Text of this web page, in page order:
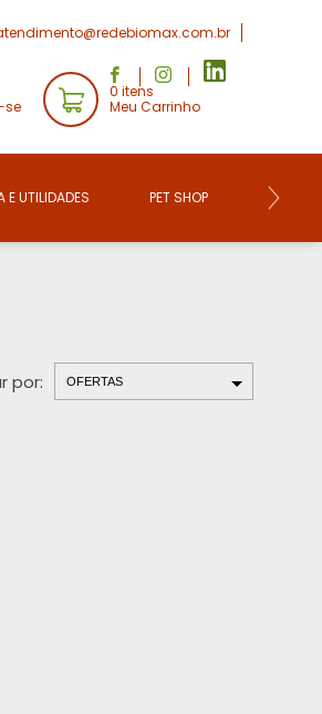
se
0 itens
Meu Carrinho
E UTILIDADES PET SHOP
por: